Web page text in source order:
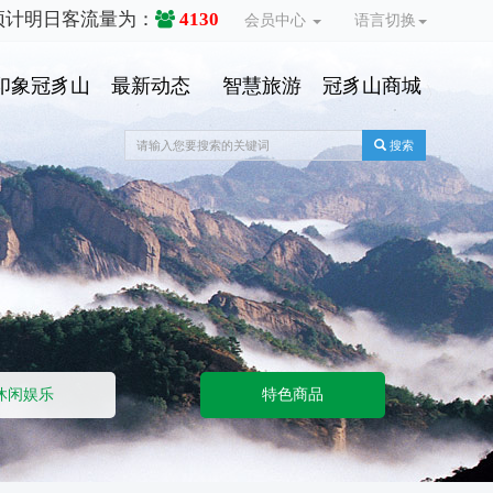
计明日客流量为： 4130 会员中心 语言切换
象冠豸山 最新动态 智慧旅游 冠豸山商城
搜索
闲娱乐 特色商品